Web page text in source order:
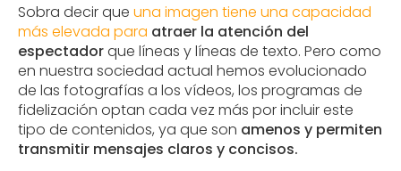
Sobra decir que una imagen tiene una capacidad
más elevada para atraer la atención del
espectadorque líneas y líneas de texto. Pero como
en nuestra sociedad actual hemos evolucionado
de las fotografías a los vídeos, los programas de
fidelización optan cada vez más por incluir este
tipo de contenidos, ya que son amenos y permiten
transmitir mensajes claros y concisos.